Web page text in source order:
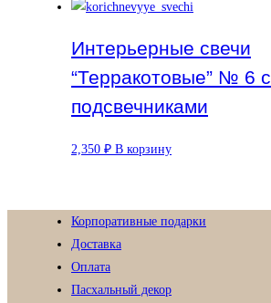
Интерьерные свечи
“Терракотовые” № 6 с
подсвечниками
2,350 ₽ В корзину
Корпоративные подарки
Доставка
Оплата
Пасхальный декор